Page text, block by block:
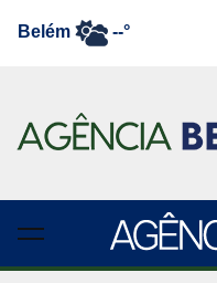
Belém --°